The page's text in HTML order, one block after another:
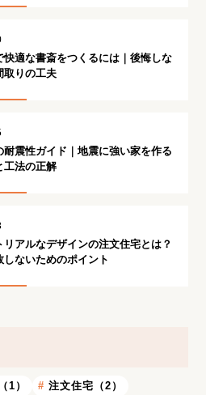
快適な書斎をつくるには｜後悔しな
取りの工夫
耐震性ガイド｜地震に強い家を作る
工法の正解
リアルなデザインの注文住宅とは？
しないためのポイント
1） 注文住宅（2）